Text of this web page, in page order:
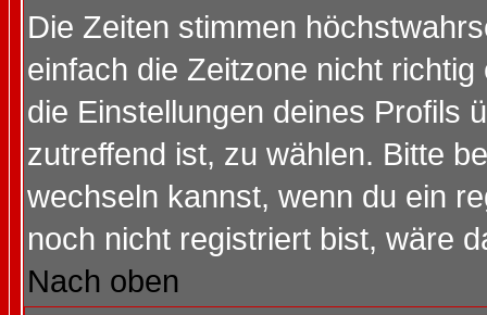
Die Zeiten stimmen
einfach die Zeitzone nicht
die Einstellungen deines Profils
zutreffend ist, zu wählen. Bitte
wechseln kannst, wenn du ein
noch nicht registriert bist, wäre
Nach oben